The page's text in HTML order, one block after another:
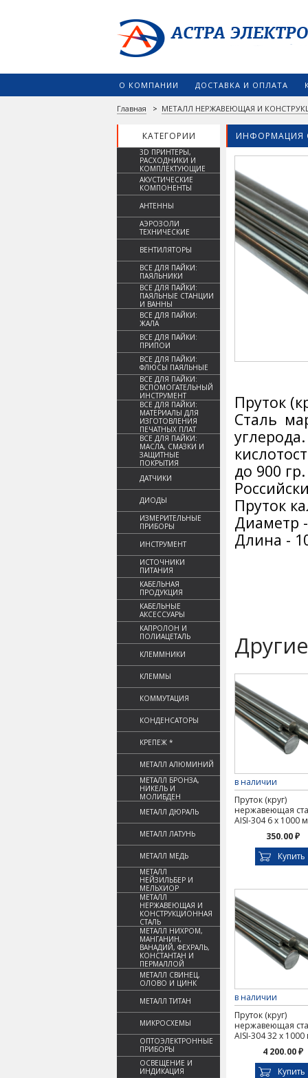
О КОМПАНИИ ДОСТАВКА И ОПЛАТА
Главная > МЕТАЛЛ НЕРЖАВЕЮЩАЯ И
КАТЕГОРИИ ИНФОРМАЦИЯ
3D ПРИНТЕРЫ,
РАСХОДНИКИ И
КОМПЛЕКТУЮЩИЕ
АКУСТИЧЕСКИЕ
КОМПОНЕНТЫ
АНТЕННЫ
АЭРОЗОЛИ
ТЕХНИЧЕСКИЕ
ВЕНТИЛЯТОРЫ
ВСЕ ДЛЯ ПАЙКИ:
ПАЯЛЬНИКИ
ВСЕ ДЛЯ ПАЙКИ:
ПАЯЛЬНЫЕ СТАНЦИИ
И ВАННЫ
ВСЕ ДЛЯ ПАЙКИ:
ЖАЛА
ВСЕ ДЛЯ ПАЙКИ:
ПРИПОИ
ВСЕ ДЛЯ ПАЙКИ:
ФЛЮСЫ ПАЯЛЬНЫЕ
ВСЕ ДЛЯ ПАЙКИ:
ВСПОМОГАТЕЛЬНЫЙ
ИНСТРУМЕНТ
ВСЕ ДЛЯ ПАЙКИ:
МАТЕРИАЛЫ ДЛЯ
ИЗГОТОВЛЕНИЯ
ПЕЧАТНЫХ ПЛАТ
ВСЕ ДЛЯ ПАЙКИ:
МАСЛА, СМАЗКИ И
ЗАЩИТНЫЕ
ПОКРЫТИЯ
ДАТЧИКИ
ДИОДЫ
ИЗМЕРИТЕЛЬНЫЕ
ПРИБОРЫ
ИНСТРУМЕНТ
ИСТОЧНИКИ
ПИТАНИЯ
КАБЕЛЬНАЯ
ПРОДУКЦИЯ
КАБЕЛЬНЫЕ
АКСЕССУАРЫ
КАПРОЛОН И
ПОЛИАЦЕТАЛЬ
КЛЕММНИКИ
КЛЕММЫ
КОММУТАЦИЯ
КОНДЕНСАТОРЫ
КРЕПЕЖ *
МЕТАЛЛ АЛЮМИНИЙ
МЕТАЛЛ БРОНЗА,
НИКЕЛЬ И
МОЛИБДЕН
МЕТАЛЛ ДЮРАЛЬ
МЕТАЛЛ ЛАТУНЬ
МЕТАЛЛ МЕДЬ
МЕТАЛЛ
НЕЙЗИЛЬБЕР И
МЕЛЬХИОР
МЕТАЛЛ
НЕРЖАВЕЮЩАЯ И
КОНСТРУКЦИОННАЯ
СТАЛЬ
МЕТАЛЛ НИХРОМ,
МАНГАНИН,
ВАНАДИЙ, ФЕХРАЛЬ,
КОНСТАНТАН И
ПЕРМАЛЛОЙ
МЕТАЛЛ СВИНЕЦ,
ОЛОВО И ЦИНК
МЕТАЛЛ ТИТАН
МИКРОСХЕМЫ
ОПТОЭЛЕКТРОННЫЕ
ПРИБОРЫ
ОСВЕЩЕНИЕ И
ИНДИКАЦИЯ
Пруток
Сталь
до 900
Пруток
Диаметр
Длина -
в наличии
Пруток (круг)
нержавеющая
AISI-304 6 х 1000
350.00 ₽
Купить
в наличии
Пруток (круг)
нержавеющая
AISI-304 32 х
4 200.00 ₽
Купить